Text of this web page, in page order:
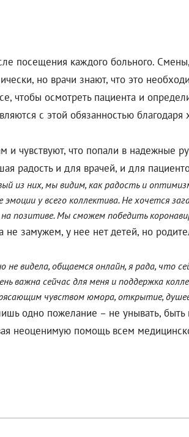
посещения каждого больного.
но врачи знают, что это
осмотреть пациента и
с этой обязанностью
чувствуют, что попали в надежные
радость и для врачей, и для
из них, мы видим, как радость и
у всего коллектива. Не хочется
позитиве. Мы сможем победить
замужем, у нее нет детей, но
видела, общаемся онлайн, я рада, что
важна сейчас для меня и поддержка
чувством юмора, открытие,
одно пожелание – не унывать, быть
неоценимую помощь всем